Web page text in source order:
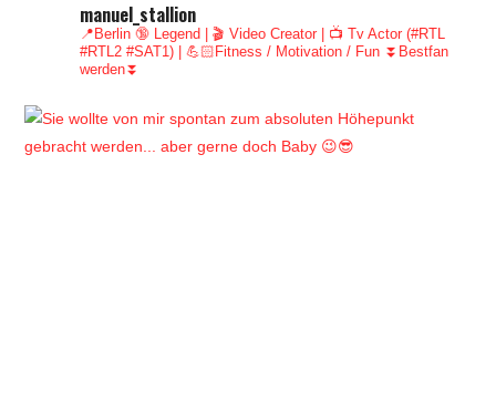
manuel_stallion
📍Berlin 🔞 Legend | 🎬 Video Creator | 📺 Tv Actor (#RTL
#RTL2 #SAT1) | 💪🏻Fitness / Motivation / Fun ⏬Bestfan
werden⏬